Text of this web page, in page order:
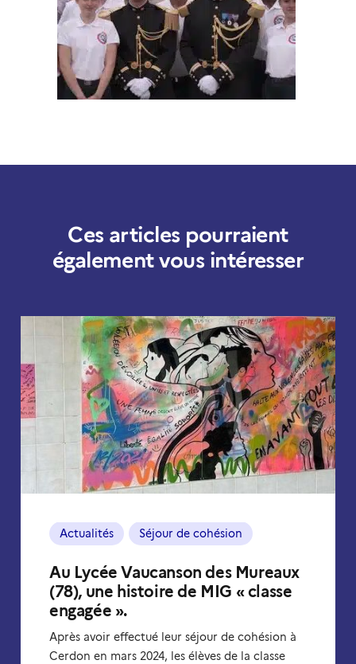
Ces articles pourraient
également vous intéresser
Actualités Séjour de cohésion
Au Lycée Vaucanson des Mureaux
(78), une histoire de MIG « classe
engagée ».
Après avoir effectué leur séjour de cohésion à
Cerdon en mars 2024, les élèves de la classe